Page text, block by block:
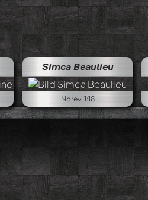
Simca Beaulieu
Norev, 1:18